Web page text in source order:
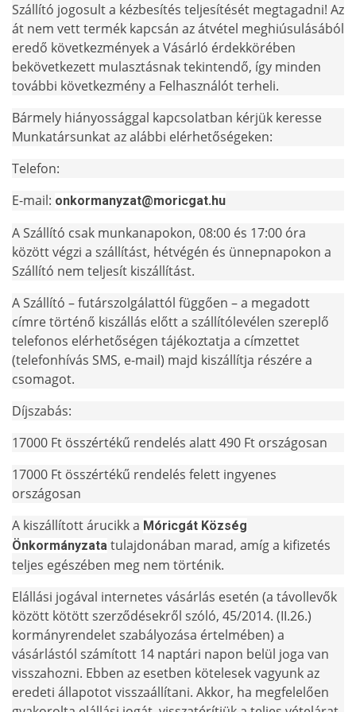
Szállító jogosult a kézbesítés teljesítését megtagadni! Az
át nem vett termék kapcsán az átvétel meghiúsulásából
eredő következmények a Vásárló érdekkörében
bekövetkezett mulasztásnak tekintendő, így minden
további következmény a Felhasználót terheli.
Bármely hiányossággal kapcsolatban kérjük keresse
Munkatársunkat az alábbi elérhetőségeken:
Telefon:
E-mail: onkormanyzat@moricgat.hu
A Szállító csak munkanapokon, 08:00 és 17:00 óra
között végzi a szállítást, hétvégén és ünnepnapokon a
Szállító nem teljesít kiszállítást.
A Szállító – futárszolgálattól függően – a megadott
címre történő kiszállás előtt a szállítólevélen szereplő
telefonos elérhetőségen tájékoztatja a címzettet
(telefonhívás SMS, e-mail) majd kiszállítja részére a
csomagot.
Díjszabás:
17000 Ft összértékű rendelés alatt 490 Ft országosan
17000 Ft összértékű rendelés felett ingyenes
országosan
A kiszállított árucikk a Móricgát Község
Önkormányzata tulajdonában marad, amíg a kifizetés
teljes egészében meg nem történik.
Elállási jogával internetes vásárlás esetén (a távollevők
között kötött szerződésekről szóló, 45/2014. (II.26.)
kormányrendelet szabályozása értelmében) a
vásárlástól számított 14 naptári napon belül joga van
visszahozni. Ebben az esetben kötelesek vagyunk az
eredeti állapotot visszaállítani. Akkor, ha megfelelően